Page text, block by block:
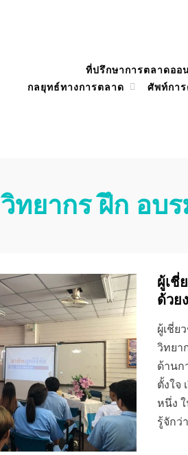
ที่ปรึกษาการตลาดออ
กลยุทธ์ทางการตลาด
ศัพท์กา
วิทยากร ฝึก อบ
ผู้เชี่
ด้วย
ผู้เชี่ย
วิทยา
ด้านก
ตั้งใจ
หนึ่ง
รู้จักว่